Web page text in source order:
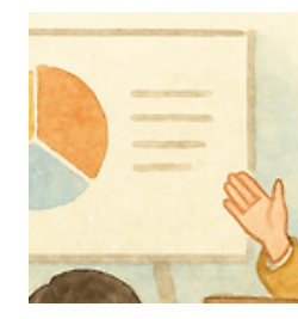
각을 내려놓고 ‘지금 이 순간’에 집중하는
바로 명상과 호흡법입니다. 🎯 왜 명상과
명상과 호흡은 뇌의 스트레스 반응을 낮추
잠재우는 데 큰 효과가 있습니다.깊은 호
순간에 충분히 가치 있는 사람이다”라는
있게 되죠...